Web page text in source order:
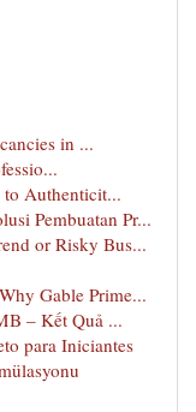
in ...
to Authenticit...
Pembuatan Pr...
or Risky Bus...
Gable Prime...
– Kết Quả ...
para Iniciantes